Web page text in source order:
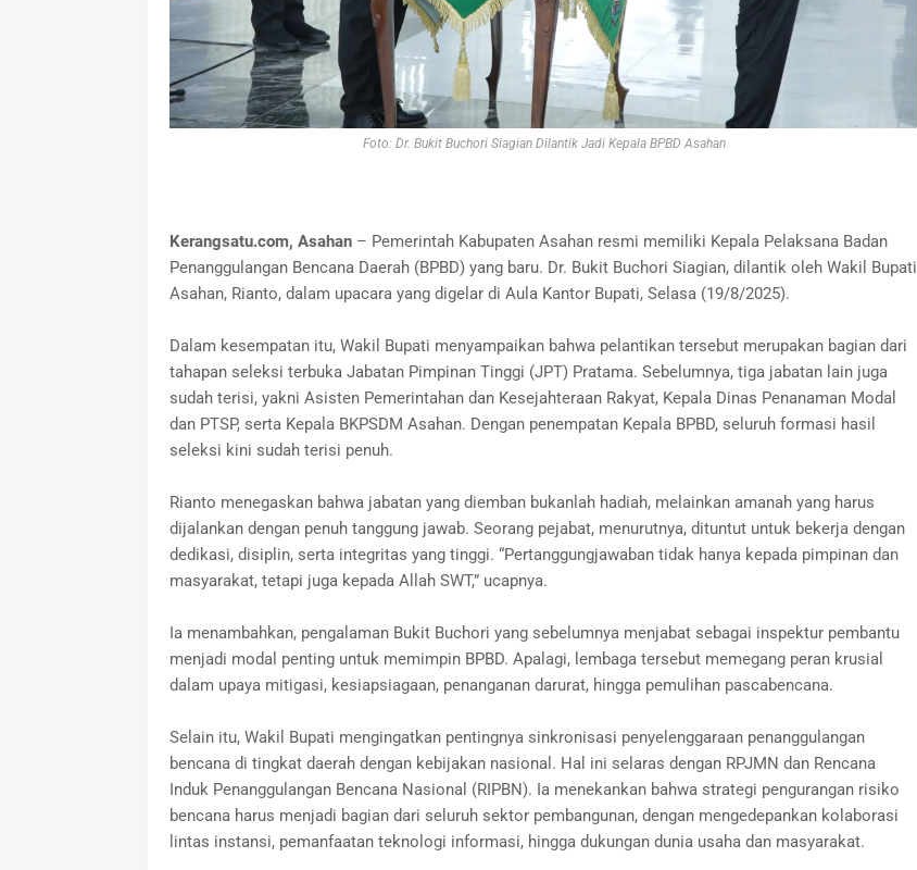
Foto: Dr. Bukit Buchori Siagian Dilantik Jadi Kepala BPBD Asahan
Kerangsatu.com, Asahan– Pemerintah Kabupaten Asahan resmi memiliki Kepala Pelaksana Badan
Penanggulangan Bencana Daerah (BPBD) yang baru. Dr. Bukit Buchori Siagian, dilantik oleh Wakil Bupati
Asahan, Rianto, dalam upacara yang digelar di Aula Kantor Bupati, Selasa (19/8/2025).
Dalam kesempatan itu, Wakil Bupati menyampaikan bahwa pelantikan tersebut merupakan bagian dari
tahapan seleksi terbuka Jabatan Pimpinan Tinggi (JPT) Pratama. Sebelumnya, tiga jabatan lain juga
sudah terisi, yakni Asisten Pemerintahan dan Kesejahteraan Rakyat, Kepala Dinas Penanaman Modal
dan PTSP, serta Kepala BKPSDM Asahan. Dengan penempatan Kepala BPBD, seluruh formasi hasil
seleksi kini sudah terisi penuh.
Rianto menegaskan bahwa jabatan yang diemban bukanlah hadiah, melainkan amanah yang harus
dijalankan dengan penuh tanggung jawab. Seorang pejabat, menurutnya, dituntut untuk bekerja dengan
dedikasi, disiplin, serta integritas yang tinggi. “Pertanggungjawaban tidak hanya kepada pimpinan dan
masyarakat, tetapi juga kepada Allah SWT,” ucapnya.
Ia menambahkan, pengalaman Bukit Buchori yang sebelumnya menjabat sebagai inspektur pembantu
menjadi modal penting untuk memimpin BPBD. Apalagi, lembaga tersebut memegang peran krusial
dalam upaya mitigasi, kesiapsiagaan, penanganan darurat, hingga pemulihan pascabencana.
Selain itu, Wakil Bupati mengingatkan pentingnya sinkronisasi penyelenggaraan penanggulangan
bencana di tingkat daerah dengan kebijakan nasional. Hal ini selaras dengan RPJMN dan Rencana
Induk Penanggulangan Bencana Nasional (RIPBN). Ia menekankan bahwa strategi pengurangan risiko
bencana harus menjadi bagian dari seluruh sektor pembangunan, dengan mengedepankan kolaborasi
lintas instansi, pemanfaatan teknologi informasi, hingga dukungan dunia usaha dan masyarakat.